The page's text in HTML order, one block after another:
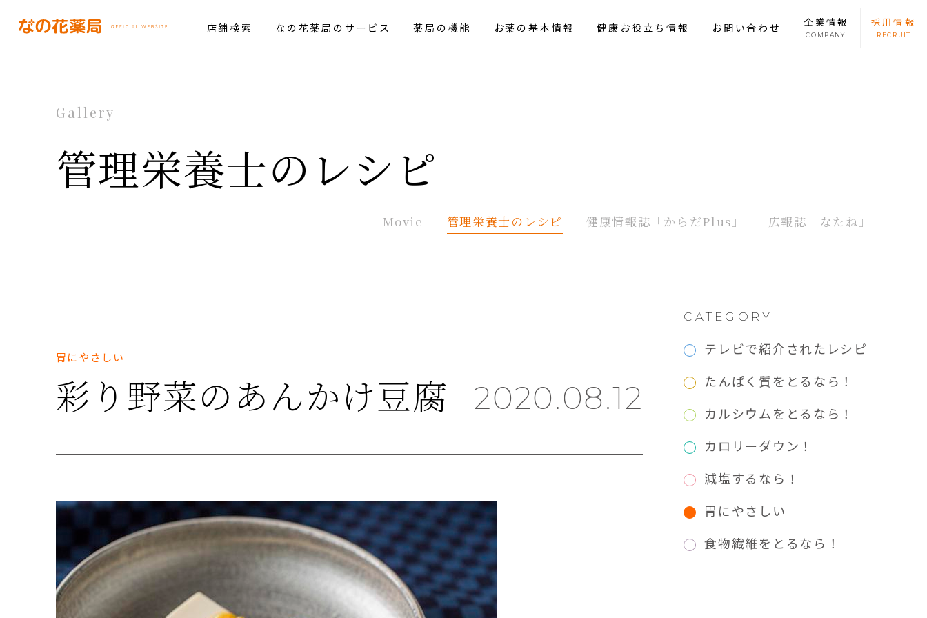
店舗検索 なの花薬局のサービス 薬局の機能 お薬の基本情報 健康お役立ち情報 お問い合わせ 企業情報
COMPANY
採用情報
RECRUIT
Gallery
管理栄養士の レシピ
Movie 管理栄養士の レシピ 健康情報誌 「からだPlus」 広報誌 「なたね」
胃にやさしい
彩り野菜のあんかけ豆腐 2020.08.12
CATEGORY
テレビで紹介されたレシピ
たんぱく質をとるなら！
カルシウムをとるなら！
カロリーダウン！
減塩するなら！
胃にやさしい
食物繊維をとるなら！